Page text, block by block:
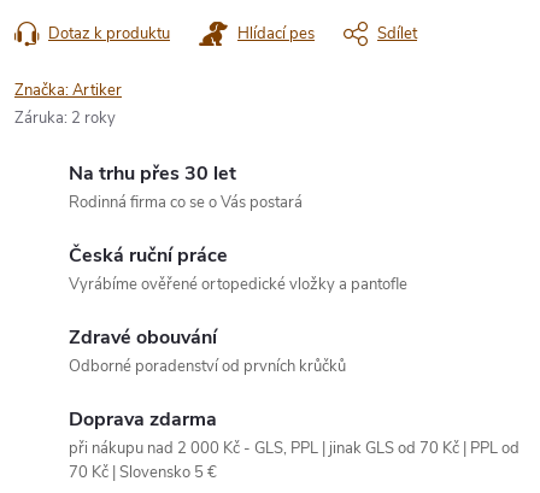
Dotaz k produktu Hlídací pes Sdílet
Značka:Artiker
Záruka: 2 roky
Na trhu přes 30 let
Rodinná firma co se o Vás postará
Česká ruční práce
Vyrábíme ověřené ortopedické vložky a pantofle
Zdravé obouvání
Odborné poradenství od prvních krůčků
Doprava zdarma
při nákupu nad 2 000 Kč - GLS, PPL | jinak GLS od 70 Kč | PPL od
70 Kč | Slovensko 5 €